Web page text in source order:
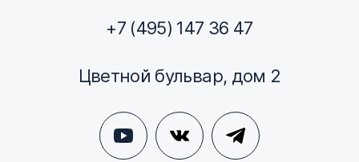
+7 (495) 147 36 47
Цветной бульвар, дом 2